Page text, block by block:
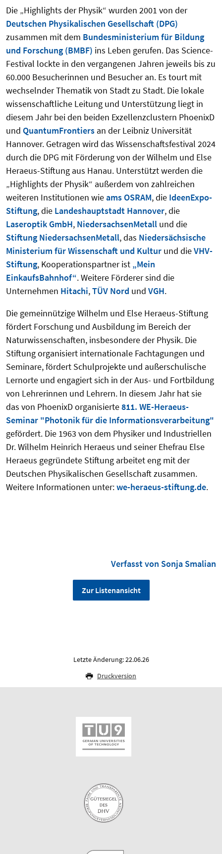
Die „Highlights der Physik“ wurden 2001 von der
Deutschen Physikalischen Gesellschaft (DPG)
zusammen mit dem Bundesministerium für Bildung
und Forschung (BMBF) ins Leben gerufen. Das Science-
Festival lockte in den vergangenen Jahren jeweils bis zu
60.000 Besucherinnen und Besucher an. Es tourt mit
wechselnder Thematik von Stadt zu Stadt. Die lokale
wissenschaftliche Leitung und Unterstützung liegt in
diesem Jahr bei den beiden Exzellenzclustern PhoenixD
und QuantumFrontiers an der Leibniz Universität
Hannover. Getragen wird das Wissenschaftsfestival 2024
durch die DPG mit Förderung von der Wilhelm und Else
Heraeus-Stiftung aus Hanau. Unterstützt werden die
„Highlights der Physik“ außerdem von zahlreichen
weiteren Institutionen wieams OSRAM, die IdeenExpo-
Stiftung, die Landeshauptstadt Hannover, die
Laseroptik GmbH, NiedersachsenMetall und die
Stiftung NiedersachsenMetall, das Niedersächsische
Ministerium für Wissenschaft und Kultur und dieVHV-
Stiftung, Kooperationspartner ist „Mein
EinkaufsBahnhof“. Weitere Förderer sind die
Unternehmen Hitachi,TÜV Nord und VGH.
Die gemeinnützige Wilhelm und Else Heraeus-Stiftung
fördert Forschung und Ausbildung im Bereich der
Naturwissenschaften, insbesondere der Physik. Die
Stiftung organisiert internationale Fachtagungen und
Seminare, fördert Schulprojekte und außerschulische
Lernorte und engagiert sich in der Aus- und Fortbildung
von Lehrerinnen und Lehrern. In diesem Jahr hat sie
das von PhoenixD organisierte811. WE-Heraeus-
Seminar "Photonik für die Informationsverarbeitung"
gefördert. Die 1963 von dem Physiker und Industriellen
Dr. Wilhelm Heinrich Heraeus und seiner Ehefrau Else
Heraeus gegründete Stiftung arbeitet eng mit der
Deutschen Physikalischen Gesellschaft zusammen.
Weitere Informationen unter:we-heraeus-stiftung.de.
Verfasst von Sonja Smalian
Zur Listenansicht
Letzte Änderung: 22.06.26
Druckversion